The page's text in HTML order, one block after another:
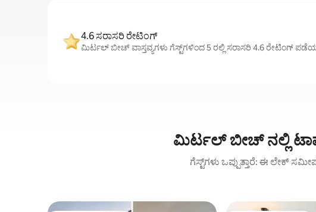
4.6 ಸರಾಸರಿ ರೇಟಿಂಗ್
ಮಿರ್ಟಲ್ ಬೀಚ್ ವಾಸ್ತವ್ಯಗಳು ಗೆಸ್ಟ್‌ಗಳಿಂದ 5 ರಲ್ಲಿ ಸರಾಸರಿ 4.6 ರೇಟಿಂಗ್
ಮಿರ್ಟಲ್ ಬೀಚ್ ನಲ್ಲಿ
ಗೆಸ್ಟ್‌ಗಳು ಒಪ್ಪುತ್ತಾರೆ: ಈ ಲೇಕ್